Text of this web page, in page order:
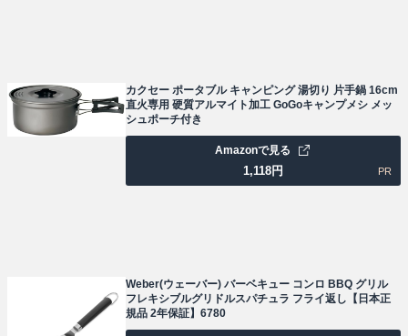
カクセー ポータブル キャンピング 湯切り 片手鍋 16cm
直火専用 硬質アルマイト加工 GoGoキャンプメシ メッ
シュポーチ付き
1,118円
Amazonで見る
PR
Weber(ウェーバー) バーベキュー コンロ BBQ グリル
フレキシブルグリドルスパチュラ フライ返し【日本正
規品 2年保証】6780